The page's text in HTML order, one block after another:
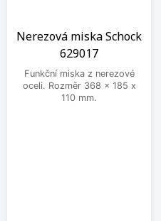
Nerezová miska Schock
629017
Funkční miska z nerezové
oceli. Rozměr 368 x 185 x
110 mm.